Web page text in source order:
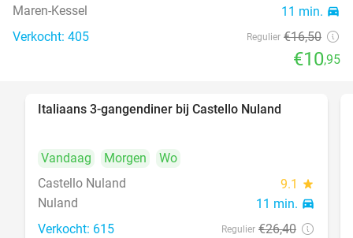
Maren-Kessel 11 min. directions_car
Verkocht: 405 Regulier €16,50
€10,95
Italiaans 3-gangendiner bij Castello Nuland
Vandaag Morgen
Wo
Castello Nuland
9.1 star
Nuland 11 min. directions_car
Verkocht: 615 Regulier €26,40